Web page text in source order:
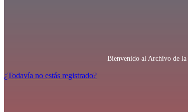
Bienvenido al Archivo de la
¿Todavía no estás registrado?